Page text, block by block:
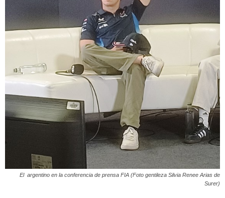
El argentino en la conferencia de prensa FIA (Foto gentileza Silvia Renee Arias de
Surer)